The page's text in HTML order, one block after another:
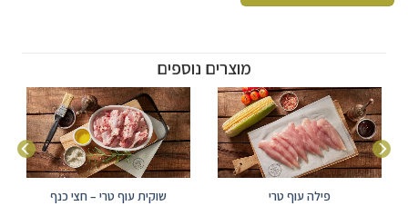
מוצרים נוספים
פילה עוף טרי שוקית עוף טרי – חצי כנף